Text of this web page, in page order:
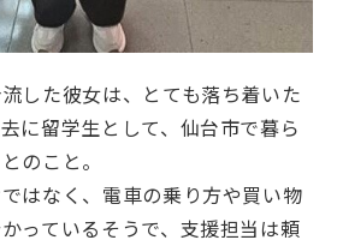
した彼女は、とても落ち着いた
に留学生として、仙台市で暮ら
のこと。
はなく、電車の乗り方や買い物
っているそうで、支援担当は頼